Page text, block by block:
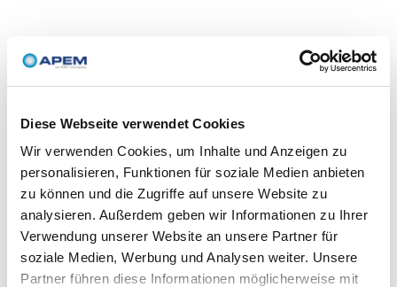
Diese Webseite verwendet Cookies
Wir verwenden Cookies, um Inhalte und Anzeigen zu
personalisieren, Funktionen für soziale Medien anbieten
zu können und die Zugriffe auf unsere Website zu
analysieren. Außerdem geben wir Informationen zu Ihrer
Verwendung unserer Website an unsere Partner für
soziale Medien, Werbung und Analysen weiter. Unsere
Partner führen diese Informationen möglicherweise mit